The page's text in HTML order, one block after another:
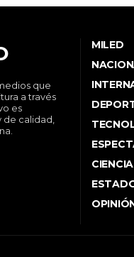
que
a través
es
calidad,
MILED
CIENCIA